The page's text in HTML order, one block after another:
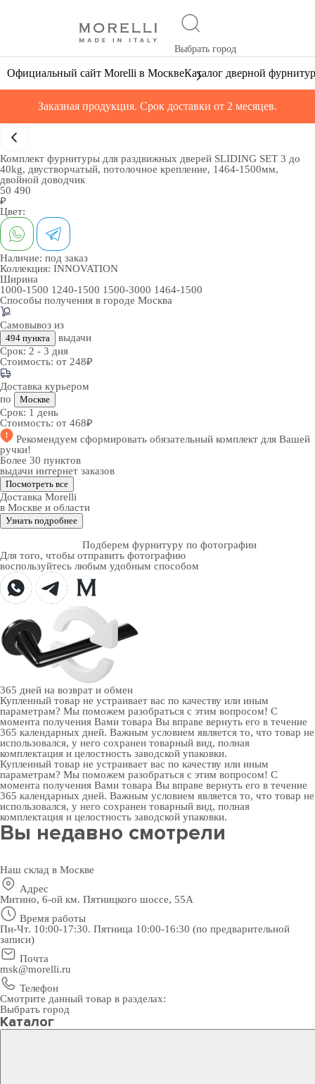
Выбрать город
Официальный сайт Morelli в МосквеКаталог дверной
Заказная продукция. Срок доставки от 2 месяцев.
Комплект фурнитуры для раздвижных дверей SLIDING SET 3 до
40kg, двустворчатый, потолочное крепление, 1464-1500мм,
двойной доводчик
50 490
₽
Цвет:
Наличие: под заказ
Коллекция: INNOVATION
Ширина
1000-1500 1240-1500 1500-3000 1464-1500
Способы получения в городе Москва
Самовывоз из
494 пункта
выдачи
Срок: 2 - 3 дня
Стоимость: от 248₽
Доставка курьером
по
Москве
Срок: 1 день
Стоимость: от 468₽
Рекомендуем сформировать обязательный комплект для Вашей
ручки!
Более 30 пунктов
выдачи интернет заказов
Посмотреть все
Доставка Morelli
в Москве и области
Узнать подробнее
Подберем фурнитуру по фотографии
Для того, чтобы отправить фотографию
воспользуйтесь любым удобным способом
365 дней на возврат и обмен
Купленный товар не устраивает вас по качеству или иным
параметрам? Мы поможем разобраться с этим вопросом! С
момента получения Вами товара Вы вправе вернуть его в течение
365 календарных дней. Важным условием является то, что товар не
использовался, у него сохранен товарный вид, полная
комплектация и целостность заводской упаковки.
Купленный товар не устраивает вас по качеству или иным
параметрам? Мы поможем разобраться с этим вопросом! С
момента получения Вами товара Вы вправе вернуть его в течение
365 календарных дней. Важным условием является то, что товар не
использовался, у него сохранен товарный вид, полная
комплектация и целостность заводской упаковки.
Вы недавно смотрели
Наш склад в Москве
Адрес
Митино, 6-ой км. Пятницкого шоссе, 55А
Время работы
Пн-Чт. 10:00-17:30. Пятница 10:00-16:30 (по предварительной
записи)
Почта
msk@morelli.ru
Телефон
Смотрите данный товар в разделах:
Выбрать город
Каталог